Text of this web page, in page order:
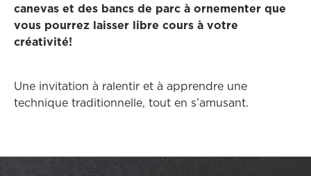
canevas et des bancs de parc à ornementer que
vous pourrez laisser libre cours à votre
créativité!
Une invitation à ralentir et à apprendre une
technique traditionnelle, tout en s’amusant.